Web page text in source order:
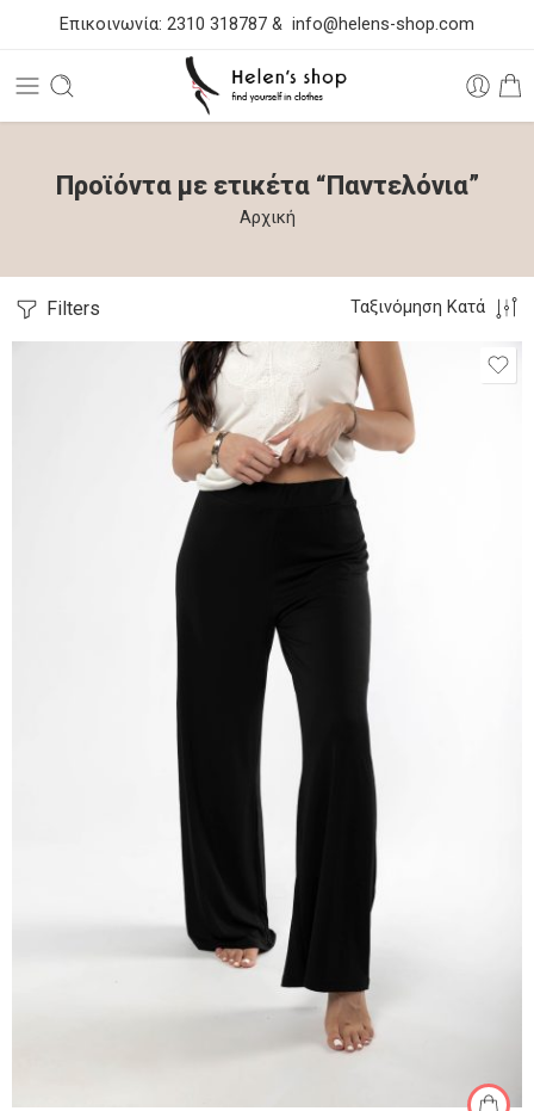
Επικοινωνία: 2310 318787 & info@helens-shop.com
Προϊόντα με ετικέτα “Παντελόνια”
Αρχική
Filters Ταξινόμηση Κατά